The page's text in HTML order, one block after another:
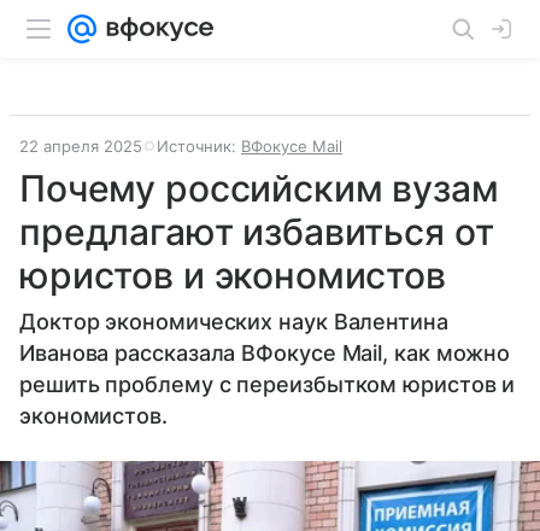
22 апреля 2025 Источник: ВФокусе Mail
Почему российским вузам
предлагают избавиться от
юристов и экономистов
Доктор экономических наук Валентина
Иванова рассказала ВФокусе Mail, как можно
решить проблему с переизбытком юристов и
экономистов.